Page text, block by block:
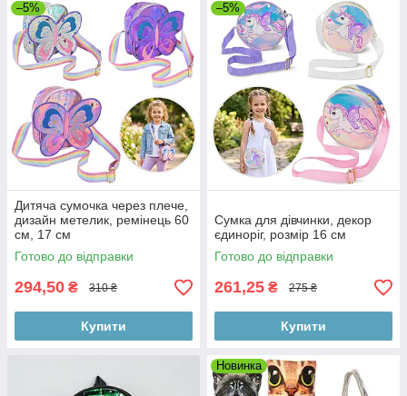
–5%
Дитяча сумочка через плече,
дизайн метелик, ремінець 60
см, 17 см
Готово до відправки
294,50 ₴ 310 ₴
Купити
–5%
Сумка для дівчинки, декор
єдиноріг, розмір 16 см
Готово до відправки
261,25 ₴ 275 ₴
Купити
Новинка